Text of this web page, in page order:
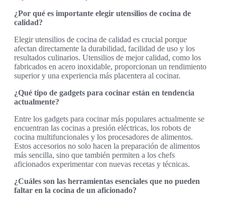
¿Por qué es importante elegir utensilios de cocina de
calidad?
Elegir utensilios de cocina de calidad es crucial porque
afectan directamente la durabilidad, facilidad de uso y los
resultados culinarios. Utensilios de mejor calidad, como los
fabricados en acero inoxidable, proporcionan un rendimiento
superior y una experiencia más placentera al cocinar.
¿Qué tipo de gadgets para cocinar están en tendencia
actualmente?
Entre los gadgets para cocinar más populares actualmente se
encuentran las cocinas a presión eléctricas, los robots de
cocina multifuncionales y los procesadores de alimentos.
Estos accesorios no solo hacen la preparación de alimentos
más sencilla, sino que también permiten a los chefs
aficionados experimentar con nuevas recetas y técnicas.
¿Cuáles son las herramientas esenciales que no pueden
faltar en la cocina de un aficionado?